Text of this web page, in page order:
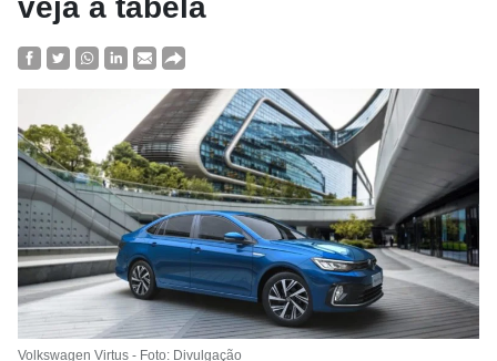
veja a tabela
Volkswagen Virtus - Foto: Divulgação